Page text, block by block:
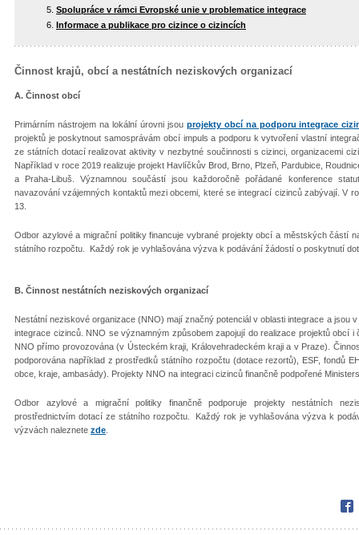
Spolupráce v rámci Evropské unie v problematice integrace
Informace a publikace pro cizince o cizincích
Činnost krajů, obcí a nestátních neziskových organizací
A. Činnost obcí
Primárním nástrojem na lokální úrovni jsou projekty obcí na podporu integrace
projektů je poskytnout samosprávám obcí impuls a podporu k vytvoření vlastní
ze státních dotací realizovat aktivity v nezbytné součinnosti s cizinci, organizacemi
Například v roce 2019 realizuje projekt Havlíčkův Brod, Brno, Plzeň, Pardubice,
a Praha-Libuš. Významnou součástí jsou každoročně pořádané konference
navazování vzájemných kontaktů mezi obcemi, které se integrací cizinců zabývají. V
13.
Odbor azylové a migrační politiky financuje vybrané projekty obcí a městských částí
státního rozpočtu. Každý rok je vyhlašována výzva k podávání žádostí o poskytnutí
B. Činnost nestátních neziskových organizací
Nestátní neziskové organizace (NNO) mají značný potenciál v oblasti integrace a jsou
integrace cizinců. NNO se významným způsobem zapojují do realizace projektů obcí
NNO přímo provozována (v Ústeckém kraji, Královehradeckém kraji a v Praze).
podporována například z prostředků státního rozpočtu (dotace rezortů), ESF, fondů
obce, kraje, ambasády). Projekty NNO na integraci cizinců finančně podpořené
Odbor azylové a migrační politiky finančně podporuje projekty nestátních
prostřednictvím dotací ze státního rozpočtu. Každý rok je vyhlašována výzva k
výzvách naleznete zde